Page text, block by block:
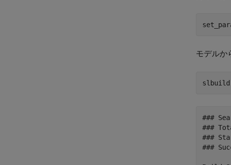
モデルか
###
###
###
###